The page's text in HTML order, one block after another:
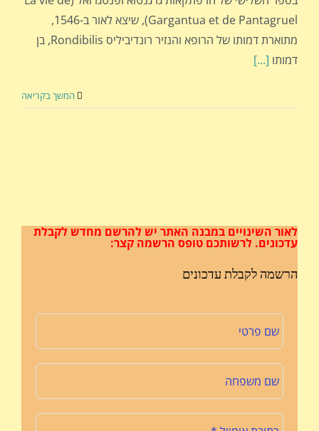
Gargantua et de Pantagruel), שיצא לאור ב-1546,
מתוארת דמותו של הרופא והנזיר רונדיביליס Rondibilis, בן
דמותו [...]
המשך בקריאה
לאור השינויים במבנה האתריש להרשם מחדש לקבלת
עדכונים. לרשותכם טופס הרשמה קצר:
הרשמה לקבלת עדכונים